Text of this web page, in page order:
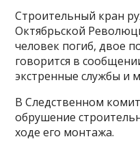
Строительный кран
Октябрьской
человек погиб, двое
говорится в
экстренные службы и
В Следственном
обрушение
ходе его монтажа.